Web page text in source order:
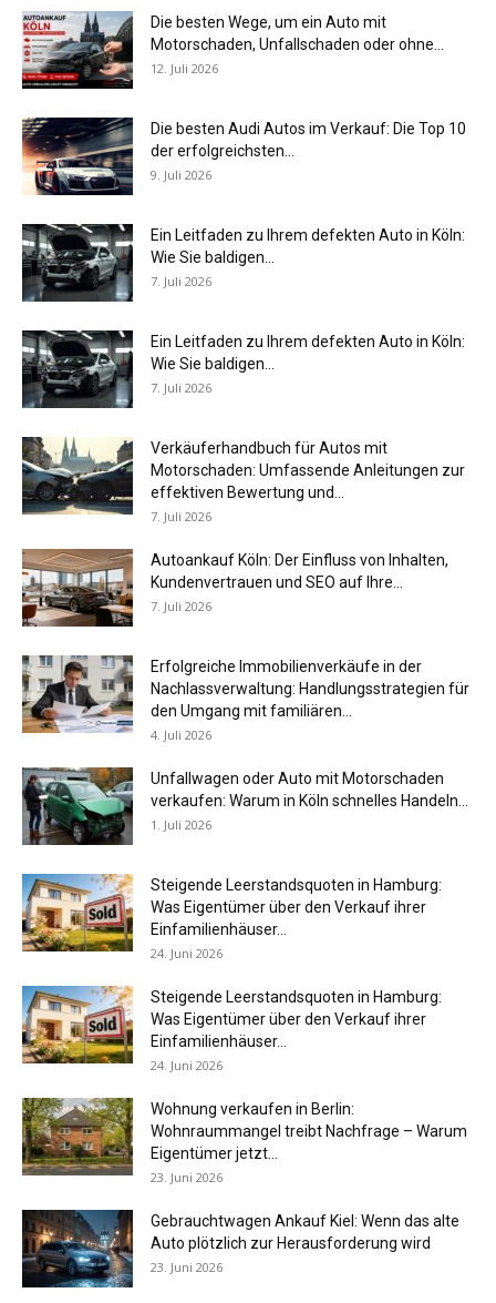
Die besten Wege, um ein Auto mit
Motorschaden, Unfallschaden oder ohne...
12. Juli 2026
Die besten Audi Autos im Verkauf: Die Top 10
der erfolgreichsten...
9. Juli 2026
Ein Leitfaden zu Ihrem defekten Auto in Köln:
Wie Sie baldigen...
7. Juli 2026
Ein Leitfaden zu Ihrem defekten Auto in Köln:
Wie Sie baldigen...
7. Juli 2026
Verkäuferhandbuch für Autos mit
Motorschaden: Umfassende Anleitungen zur
effektiven Bewertung und...
7. Juli 2026
Autoankauf Köln: Der Einfluss von Inhalten,
Kundenvertrauen und SEO auf Ihre...
7. Juli 2026
Erfolgreiche Immobilienverkäufe in der
Nachlassverwaltung: Handlungsstrategien für
den Umgang mit familiären...
4. Juli 2026
Unfallwagen oder Auto mit Motorschaden
verkaufen: Warum in Köln schnelles Handeln...
1. Juli 2026
Steigende Leerstandsquoten in Hamburg:
Was Eigentümer über den Verkauf ihrer
Einfamilienhäuser...
24. Juni 2026
Steigende Leerstandsquoten in Hamburg:
Was Eigentümer über den Verkauf ihrer
Einfamilienhäuser...
24. Juni 2026
Wohnung verkaufen in Berlin:
Wohnraummangel treibt Nachfrage – Warum
Eigentümer jetzt...
23. Juni 2026
Gebrauchtwagen Ankauf Kiel: Wenn das alte
Auto plötzlich zur Herausforderung wird
23. Juni 2026